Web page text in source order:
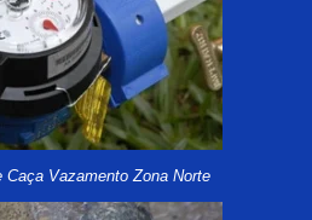
Caça Vazamento Zona Norte